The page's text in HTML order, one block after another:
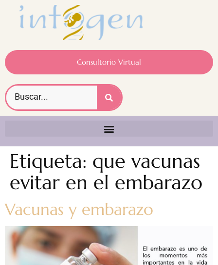
Consultorio Virtual
Etiqueta: que vacunas
evitar en el embarazo
Vacunas y embarazo